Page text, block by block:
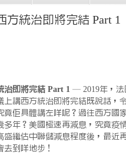
方統治即將完結 Part 1
治即將完結 Part 1 — 2019年，法
上講西方統治即將完結既說話，
竟佢具體講左咩呢？過往西方國
多年？美國極速再減息，究竟疫
盛繼估中聯儲減息程度後，最近
到咩地步！